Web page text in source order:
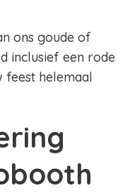
ons goude of
inclusief een rode
feest helemaal